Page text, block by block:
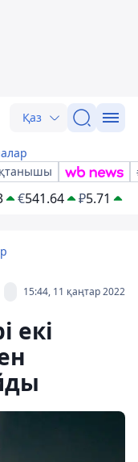
Қаз
€541.64 ₽5.71
15:44, 11 қаңтар 2022
екі